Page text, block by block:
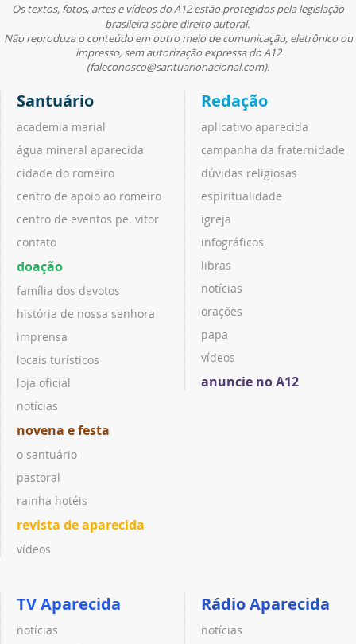
Os textos, fotos, artes e vídeos do A12 estão protegidos pela legislação
brasileira sobre direito autoral.
Não reproduza o conteúdo em outro meio de comunicação, eletrônico ou
impresso, sem autorização expressa do A12
(faleconosco@santuarionacional.com).
Santuário
academia marial
água mineral aparecida
cidade do romeiro
centro de apoio ao romeiro
centro de eventos pe. vitor
contato
doação
família dos devotos
história de nossa senhora
imprensa
locais turísticos
loja oficial
notícias
novena e festa
o santuário
pastoral
rainha hotéis
revista de aparecida
vídeos
Redação
aplicativo aparecida
campanha da fraternidade
dúvidas religiosas
espiritualidade
igreja
infográficos
libras
notícias
orações
papa
vídeos
anuncie no A12
TV Aparecida
notícias
Rádio Aparecida
notícias